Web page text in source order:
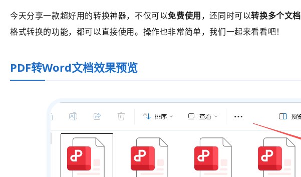
今天分享一款超好用的转换神器，不仅可以免费使用，还同时可以转换多个文档
格式转换的功能，都可以直接使用。操作也非常简单，我们一起来看看吧！
PDF转Word文档效果预览